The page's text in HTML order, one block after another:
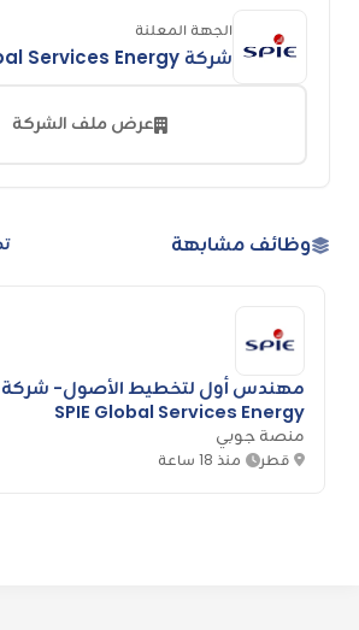
الجهة المعلنة
شركة SPIE Global Services Energy
عرض ملف الشركة
وظائف مشابهة
مهندس أول لتخطيط الأصول- شركة
SPIE Global Services Energy
منصة جوبي
قطر منذ 18 ساعة